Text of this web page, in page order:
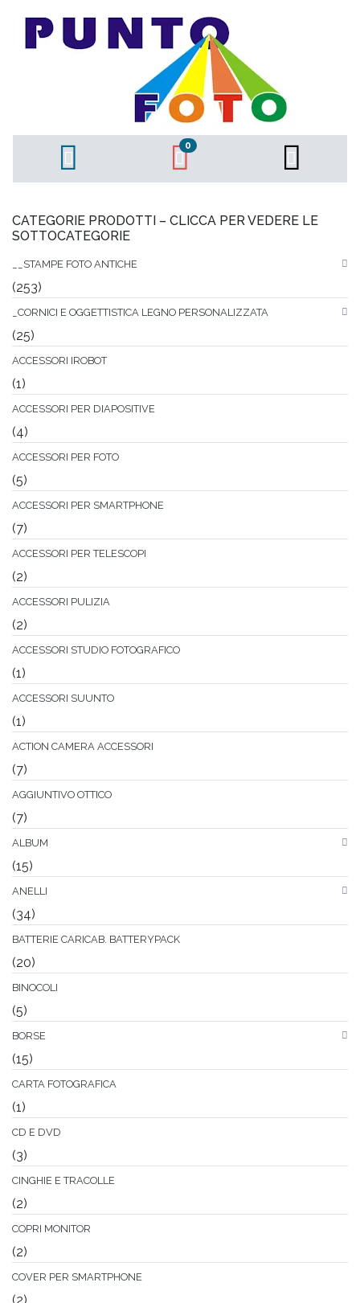
0
CATEGORIE PRODOTTI – CLICCA PER VEDERE LE
SOTTOCATEGORIE
__STAMPE FOTO ANTICHE
(253)
_CORNICI E OGGETTISTICA LEGNO PERSONALIZZATA
(25)
ACCESSORI IROBOT
(1)
ACCESSORI PER DIAPOSITIVE
(4)
ACCESSORI PER FOTO
(5)
ACCESSORI PER SMARTPHONE
(7)
ACCESSORI PER TELESCOPI
(2)
ACCESSORI PULIZIA
(2)
ACCESSORI STUDIO FOTOGRAFICO
(1)
ACCESSORI SUUNTO
(1)
ACTION CAMERA ACCESSORI
(7)
AGGIUNTIVO OTTICO
(7)
ALBUM
(15)
ANELLI
(34)
BATTERIE CARICAB. BATTERYPACK
(20)
BINOCOLI
(5)
BORSE
(15)
CARTA FOTOGRAFICA
(1)
CD E DVD
(3)
CINGHIE E TRACOLLE
(2)
COPRI MONITOR
(2)
COVER PER SMARTPHONE
(2)